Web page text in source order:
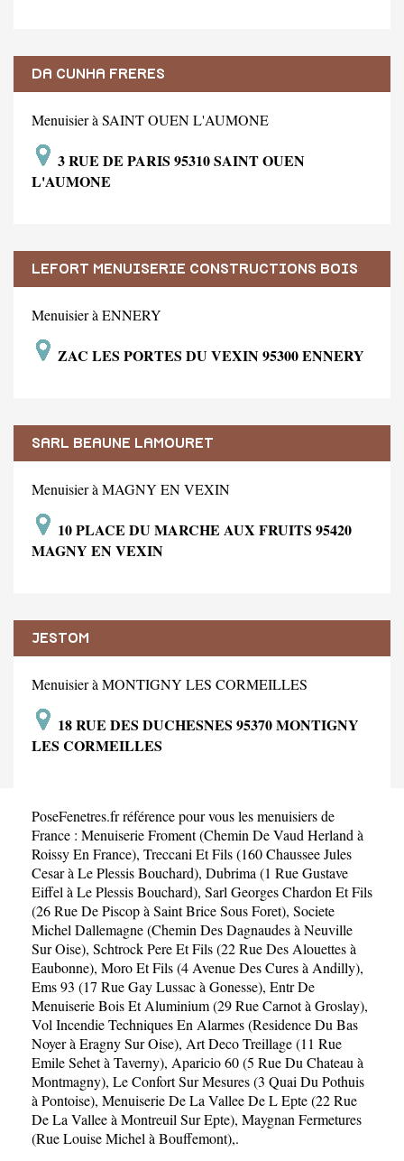
DA CUNHA FRERES
Menuisier à SAINT OUEN L'AUMONE
3 RUE DE PARIS 95310 SAINT OUEN
L'AUMONE
LEFORT MENUISERIE CONSTRUCTIONS BOIS
Menuisier à ENNERY
ZAC LES PORTES DU VEXIN 95300 ENNERY
SARL BEAUNE LAMOURET
Menuisier à MAGNY EN VEXIN
10 PLACE DU MARCHE AUX FRUITS 95420
MAGNY EN VEXIN
JESTOM
Menuisier à MONTIGNY LES CORMEILLES
18 RUE DES DUCHESNES 95370 MONTIGNY
LES CORMEILLES
PoseFenetres.fr référence pour vous les menuisiers de
France : Menuiserie Froment (Chemin De Vaud Herland à
Roissy En France), Treccani Et Fils (160 Chaussee Jules
Cesar à Le Plessis Bouchard), Dubrima (1 Rue Gustave
Eiffel à Le Plessis Bouchard), Sarl Georges Chardon Et Fils
(26 Rue De Piscop à Saint Brice Sous Foret), Societe
Michel Dallemagne (Chemin Des Dagnaudes à Neuville
Sur Oise), Schtrock Pere Et Fils (22 Rue Des Alouettes à
Eaubonne), Moro Et Fils (4 Avenue Des Cures à Andilly),
Ems 93 (17 Rue Gay Lussac à Gonesse), Entr De
Menuiserie Bois Et Aluminium (29 Rue Carnot à Groslay),
Vol Incendie Techniques En Alarmes (Residence Du Bas
Noyer à Eragny Sur Oise), Art Deco Treillage (11 Rue
Emile Sehet à Taverny), Aparicio 60 (5 Rue Du Chateau à
Montmagny), Le Confort Sur Mesures (3 Quai Du Pothuis
à Pontoise), Menuiserie De La Vallee De L Epte (22 Rue
De La Vallee à Montreuil Sur Epte), Maygnan Fermetures
(Rue Louise Michel à Bouffemont),.